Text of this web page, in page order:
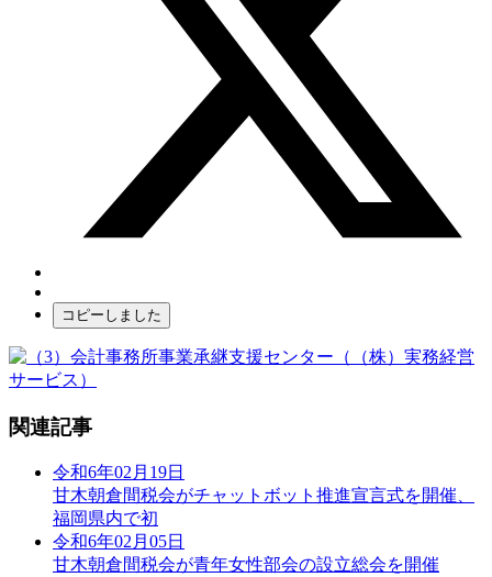
コピーしました
関連記事
令和6年02月19日
甘木朝倉間税会がチャットボット推進宣言式を開催、
福岡県内で初
令和6年02月05日
甘木朝倉間税会が青年女性部会の設立総会を開催